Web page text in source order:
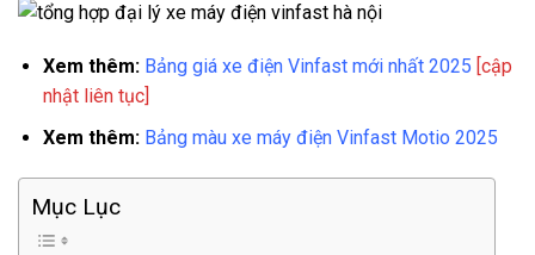
Xem thêm: Bảng giá xe điện Vinfast mới nhất 2025 [cập
nhật liên tục]
Xem thêm: Bảng màu xe máy điện Vinfast Motio 2025
Mục Lục